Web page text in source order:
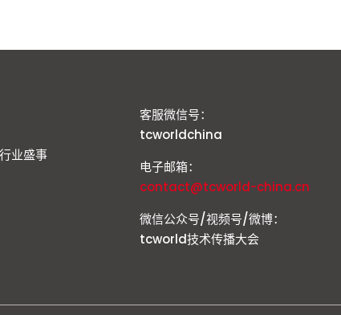
业盛事
客服微信号：
tcworldchina
电子邮箱：
contact@tcworld-china.cn
微信公众号/视频号/微博：
tcworld技术传播大会